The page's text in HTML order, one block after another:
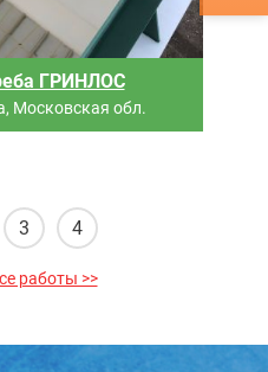
ГРИНЛОС
Московская обл.
3 4
работы >>